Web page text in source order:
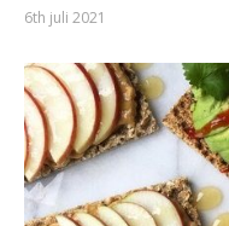
6th juli 2021